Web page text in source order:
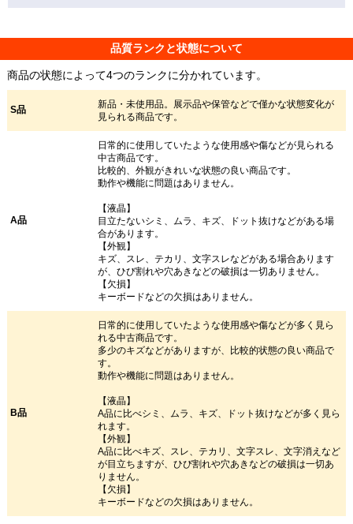
品質ランクと状態について
商品の状態によって4つのランクに分かれています。
S品
新品・未使用品。展示品や保管などで僅かな状態変化が
見られる商品です。
A品
日常的に使用していたような使用感や傷などが見られる
中古商品です。
比較的、外観がきれいな状態の良い商品です。
動作や機能に問題はありません。
【液晶】
目立たないシミ、ムラ、キズ、ドット抜けなどがある場
合があります。
【外観】
キズ、スレ、テカリ、文字スレなどがある場合あります
が、ひび割れや穴あきなどの破損は一切ありません。
【欠損】
キーボードなどの欠損はありません。
B品
日常的に使用していたような使用感や傷などが多く見ら
れる中古商品です。
多少のキズなどがありますが、比較的状態の良い商品で
す。
動作や機能に問題はありません。
【液晶】
A品に比べシミ、ムラ、キズ、ドット抜けなどが多く見ら
れます。
【外観】
A品に比べキズ、スレ、テカリ、文字スレ、文字消えなど
が目立ちますが、ひび割れや穴あきなどの破損は一切あ
りません。
【欠損】
キーボードなどの欠損はありません。